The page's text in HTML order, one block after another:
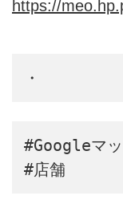
https://
・
#Googleマ
#店舗